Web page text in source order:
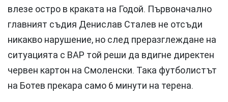
влезе остро в краката на Годой. Първоначално
главният съдия Денислав Сталев не отсъди
никакво нарушение, но след преразглеждане на
ситуацията с ВАР той реши да вдигне директен
червен картон на Смоленски. Така футболистът
на Ботев прекара само 6 минути на терена.